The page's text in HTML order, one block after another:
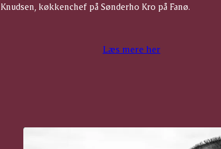
Knudsen, køkkenchef på Sønderho Kro på Fanø.
Læs mere her